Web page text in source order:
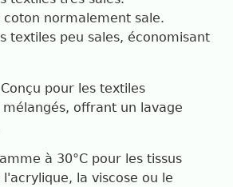
coton normalement sale.
textiles peu sales, économisant
pour les textiles
offrant un lavage
à 30°C pour les tissus
la viscose ou le